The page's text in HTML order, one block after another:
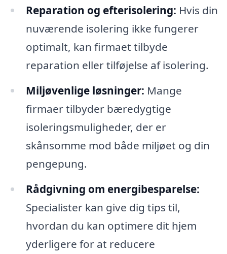
Reparation og efterisolering: Hvis din
nuværende isolering ikke fungerer
optimalt, kan firmaet tilbyde
reparation eller tilføjelse af isolering.
Miljøvenlige løsninger: Mange
firmaer tilbyder bæredygtige
isoleringsmuligheder, der er
skånsomme mod både miljøet og din
pengepung.
Rådgivning om energibesparelse:
Specialister kan give dig tips til,
hvordan du kan optimere dit hjem
yderligere for at reducere